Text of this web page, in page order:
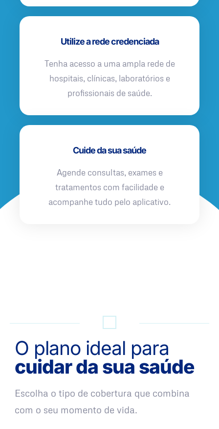
Utilize a rede credenciada
Tenha acesso a uma ampla rede de
hospitais, clínicas, laboratórios e
profissionais de saúde.
Cuide da sua saúde
Agende consultas, exames e
tratamentos com facilidade e
acompanhe tudo pelo aplicativo.
O plano ideal para
cuidar da sua saúde
Escolha o tipo de cobertura que combina
com o seu momento de vida.